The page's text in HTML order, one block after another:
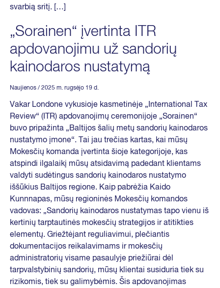
svarbią sritį. […]
„Sorainen“ įvertinta ITR
apdovanojimu už sandorių
kainodaros nustatymą
Naujienos / 2025 m. rugsėjo 19 d.
Vakar Londone vykusioje kasmetinėje „International Tax
Review“ (ITR) apdovanojimų ceremonijoje „Sorainen“
buvo pripažinta „Baltijos šalių metų sandorių kainodaros
nustatymo įmone“. Tai jau trečias kartas, kai mūsų
Mokesčių komanda įvertinta šioje kategorijoje, kas
atspindi ilgalaikį mūsų atsidavimą padedant klientams
valdyti sudėtingus sandorių kainodaros nustatymo
iššūkius Baltijos regione. Kaip pabrėžia Kaido
Kunnnapas, mūsų regioninės Mokesčių komandos
vadovas: „Sandorių kainodaros nustatymas tapo vienu iš
kertinių tarptautinės mokesčių strategijos ir atitikties
elementų. Griežtėjant reguliavimui, plečiantis
dokumentacijos reikalavimams ir mokesčių
administratorių visame pasaulyje priežiūrai dėl
tarpvalstybinių sandorių, mūsų klientai susiduria tiek su
rizikomis, tiek su galimybėmis. Šis apdovanojimas